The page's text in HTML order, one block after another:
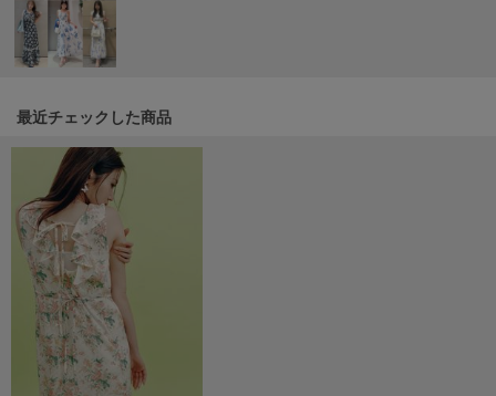
Mila Owen
ミラオーウェン
MOIGE
ミュシャ
NEW Balance
ニューバランス
nezu
ネズ
NIKE
ナイキ
最近チェックした商品